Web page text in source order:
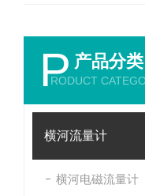
P 产品分类
RODUCT
横河流量计
横河电磁流量计